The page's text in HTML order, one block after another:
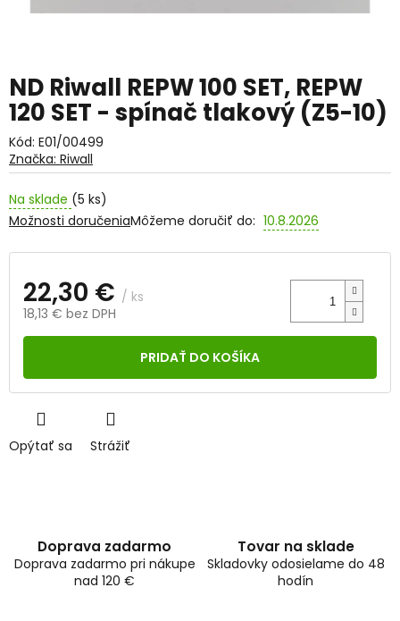
ND Riwall REPW 100 SET, REPW
120 SET - spínač tlakový (Z5-10)
Kód: E01/00499
Na sklade (5 ks)
Môžeme doručiť do: 10.8.2026
Možnosti doručenia
22,30 € / ks
18,13 € bez DPH
Jednotková
PRIDAŤ DO KOŠÍKA
Opýtať sa Strážiť
Značka: Riwall
Doprava zadarmo
Doprava zadarmo pri nákupe
nad 120 €
Tovar na sklade
Skladovky odosielame do 48
hodín